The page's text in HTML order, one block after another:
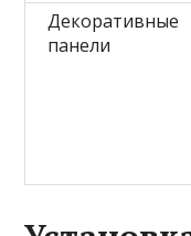
Декоративные
панели